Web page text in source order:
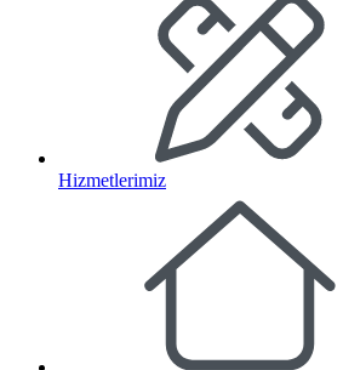
Hizmetlerimiz